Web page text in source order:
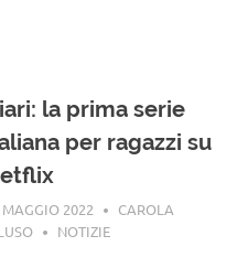
la prima serie
per ragazzi su
MAGGIO 2022
CAROLA
NOTIZIE